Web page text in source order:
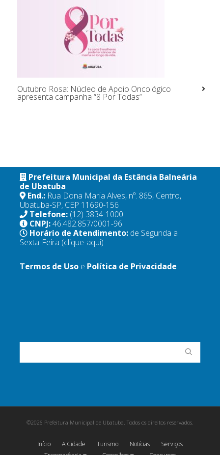
Outubro Rosa: Núcleo de Apoio Oncológico
apresenta campanha “8 Por Todas”
Prefeitura Municipal da Estância Balneária
de Ubatuba
End.: Rua Dona Maria Alves, nº. 865, Centro,
Ubatuba-SP, CEP 11690-156
Telefone: (12) 3834-1000
CNPJ:46.482.857/0001-96
Horário de Atendimento: de Segunda a
Sexta-Feira (clique-aqui)
Termos de Uso e Política de Privacidade
©2026 Prefeitura Municipal de Ubatuba. Todos os direitos reservados.
Início A Cidade Turismo Notícias
Serviços